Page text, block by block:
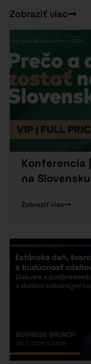
Zobraziť viac
Konferencia
na
Zobraziť viac